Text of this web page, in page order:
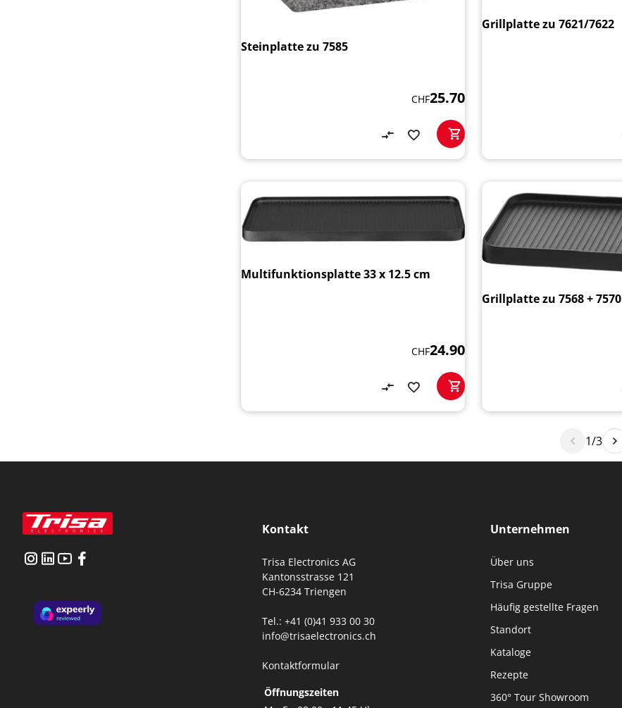
Steinplatte zu 7585
CHF25.70
Grillplatte zu 7621/7622
Multifunktionsplatte 33 x 12.5 cm
CHF24.90
Grillplatte zu 7568 + 7570
1/3
Kontakt
Trisa Electronics AG
Kantonsstrasse 121
CH-6234 Triengen
Tel.: +41 (0)41 933 00 30
info@trisaelectronics.ch
Kontaktformular
Öffnungszeiten
Unternehmen
Über uns
Trisa Gruppe
Häufig gestellte Fragen
Standort
Kataloge
Rezepte
360° Tour Showroom